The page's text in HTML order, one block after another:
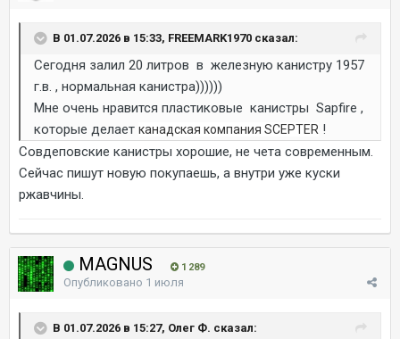
В 01.07.2026 в 15:33, FREEMARK1970 сказал:
Сегодня залил 20 литров в железную канистру 1957
г.в. , нормальная канистра))))))
Мне очень нравится пластиковые канистры Sapfire ,
которые делает канадская компания SCEPTER !
Совдеповские канистры хорошие, не чета современным.
Сейчас пишут новую покупаешь, а внутри уже куски
ржавчины.
MAGNUS 1 289
Опубликовано 1 июля
В 01.07.2026 в 15:27, Олег Ф. сказал: